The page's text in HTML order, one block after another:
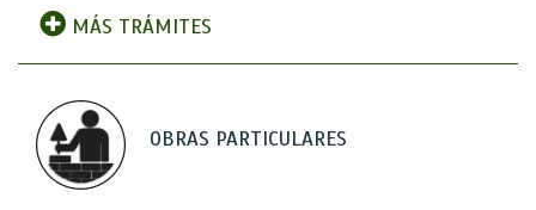
MÁS TRÁMITES
OBRAS PARTICULARES